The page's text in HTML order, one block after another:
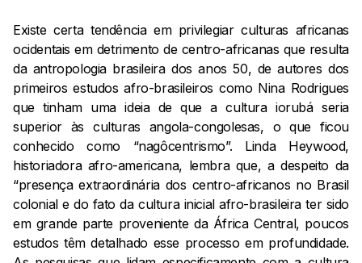
Existe certa tendência em privilegiar culturas africanas
ocidentais em detrimento de centro-africanas que resulta
da antropologia brasileira dos anos 50, de autores dos
primeiros estudos afro-brasileiros como Nina Rodrigues
que tinham uma ideia de que a cultura iorubá seria
superior às culturas angola-congolesas, o que ficou
conhecido como “nagôcentrismo”. Linda Heywood,
historiadora afro-americana, lembra que, a despeito da
“presença extraordinária dos centro-africanos no Brasil
colonial e do fato da cultura inicial afro-brasileira ter sido
em grande parte proveniente da África Central, poucos
estudos têm detalhado esse processo em profundidade.